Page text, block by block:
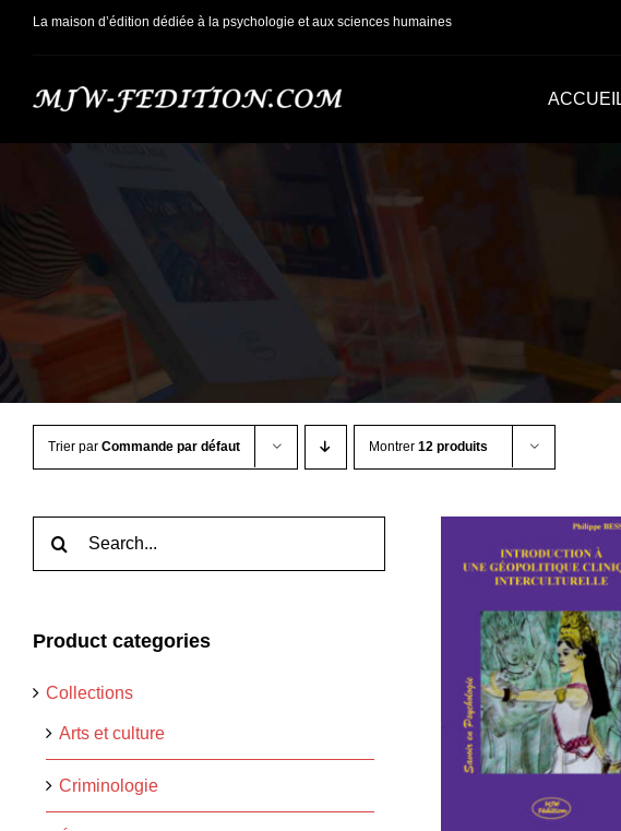
PasserLa maison d’édition dédiée à la psychologie et aux sciences humaines
Trier par Commande par défaut Montrer 12 produits
Product categories
Collections
Arts et culture
Criminologie
INTRODUCTION
UNE
GEOPOLITIQUE
CLINIQUE